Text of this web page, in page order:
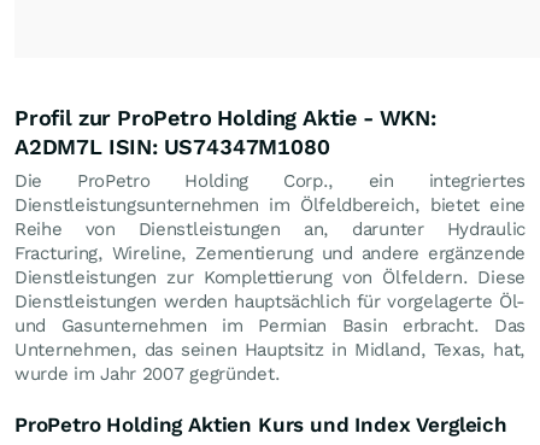
Profil zur ProPetro Holding Aktie - WKN:
A2DM7L ISIN: US74347M1080
Die ProPetro Holding Corp., ein integriertes
Dienstleistungsunternehmen im Ölfeldbereich, bietet eine
Reihe von Dienstleistungen an, darunter Hydraulic
Fracturing, Wireline, Zementierung und andere ergänzende
Dienstleistungen zur Komplettierung von Ölfeldern. Diese
Dienstleistungen werden hauptsächlich für vorgelagerte Öl-
und Gasunternehmen im Permian Basin erbracht. Das
Unternehmen, das seinen Hauptsitz in Midland, Texas, hat,
wurde im Jahr 2007 gegründet.
ProPetro Holding Aktien Kurs und Index Vergleich